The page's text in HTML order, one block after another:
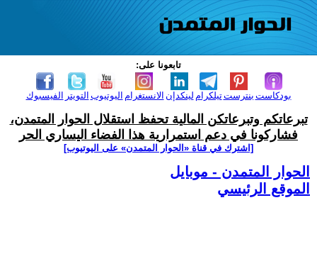
تابعونا على:
الفيسبوك التويتر اليوتيوب الانستغرام لينكدإن تيلكرامبنترست بودكاست
تبرعاتكم وتبرعاتكن المالية تحفظ استقلال الحوار المتمدن،
فشاركونا في دعم استمرارية هذا الفضاء اليساري الحر
[اشترك في قناة ‫«الحوار المتمدن» على اليوتيوب]
الحوار المتمدن - موبايل
الموقع الرئيسي